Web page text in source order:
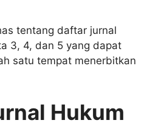
tentang daftar jurnal
3, 4, dan 5 yang dapat
satu tempat menerbitkan
Hukum